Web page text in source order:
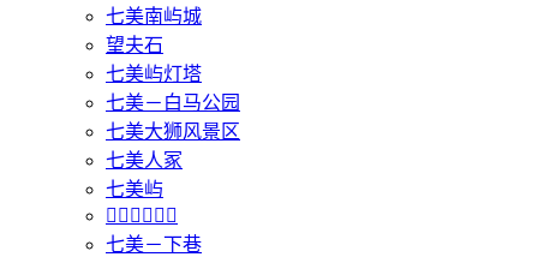
七美南屿城
望夫石
七美屿灯塔
七美－白马公园
七美大狮风景区
七美人冢
七美屿
𩵺鲤湾游憩区
七美－下巷